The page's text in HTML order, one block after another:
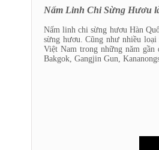
Nấm Linh Chi Sừng Hươu
Nấm linh chi sừng hươu Hàn
sừng hươu. Cũng như nhiều
Việt Nam trong những năm
Bakgok, Gangjin Gun,